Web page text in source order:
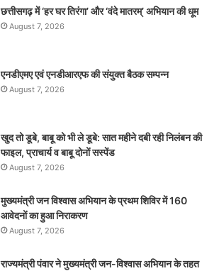
छत्तीसगढ़ में ‘हर घर तिरंगा’ और ‘वंदे मातरम्’ अभियान की धूम
August 7, 2026
एनडीएमए एवं एनडीआरएफ की संयुक्त बैठक सम्पन्न
August 7, 2026
खुद तो डूबे, बाबू को भी ले डूबे: सात महीने दबी रही निलंबन की
फाइल, प्राचार्य व बाबू दोनों सस्पेंड
August 7, 2026
मुख्यमंत्री जन विश्वास अभियान के प्रथम शिविर में 160
आवेदनों का हुआ निराकरण
August 7, 2026
राज्यमंत्री पंवार ने मुख्यमंत्री जन-विश्वास अभियान के तहत